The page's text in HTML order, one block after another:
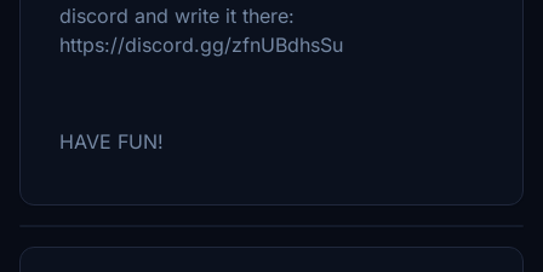
discord and write it there:
https://discord.gg/zfnUBdhsSu
HAVE FUN!